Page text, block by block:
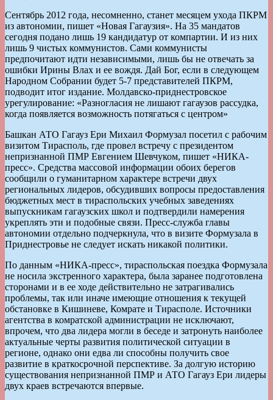
Сентябрь 2012 года, несомненно, станет месяцем ухода ПКРМ
из автономии, пишет «Новая Гагаузия». На 35 мандатов
сегодня подано лишь 19 кандидатур от компартии. И из них
лишь 9 чистых коммунистов. Сами коммунисты
предпочитают идти независимыми, лишь бы не отвечать за
ошибки Ирины Влах и ее вождя. Дай Бог, если в следующем
Народном Собрании будет 5-7 представителей ПКРМ,
подводит итог издание. Молдавско-приднестровское
урегулирование: «Разногласия не лишают гагаузов рассудка,
когда появляется возможность потягаться с центром»
Башкан АТО Гагауз Ери Михаил Формузал посетил с рабочим
визитом Тирасполь, где провел встречу с президентом
непризнанной ПМР Евгением Шевчуком, пишет «НИКА-
пресс». Средства массовой информации обоих берегов
сообщили о гуманитарном характере встречи двух
региональных лидеров, обсудивших вопросы предоставления
бюджетных мест в тираспольских учебных заведениях
выпускникам гагаузских школ и подтвердили намерения
укреплять эти и подобные связи. Пресс-служба главы
автономии отдельно подчеркнула, что в визите Формузала в
Приднестровье не следует искать никакой политики.
По данным «НИКА-пресс», тираспольская поездка Формузала
не носила экстренного характера, была заранее подготовлена
сторонами и в ее ходе действительно не затрагивались
проблемы, так или иначе имеющие отношения к текущей
обстановке в Кишиневе, Комрате и Тирасполе. Источники
агентства в комратской администрации не исключают,
впрочем, что два лидера могли в беседе и затронуть наиболее
актуальные черты развития политической ситуации в
регионе, однако они едва ли способны получить свое
развитие в краткосрочной перспективе. За долгую историю
существования непризнанной ПМР и АТО Гагауз Ери лидеры
двух краев встречаются впервые.